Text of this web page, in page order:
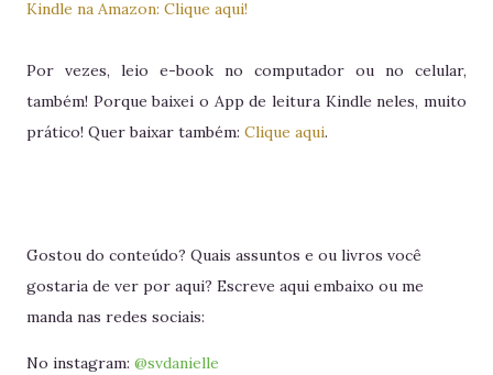
Kindle na Amazon: Clique aqui!
Por vezes, leio e-book no computador ou no celular,
também! Porque baixei o App de leitura Kindle neles, muito
prático! Quer baixar também: Clique aqui.
Gostou do conteúdo? Quais assuntos e ou livros você
gostaria de ver por aqui? Escreve aqui embaixo ou me
manda nas redes sociais:
No instagram: @svdanielle